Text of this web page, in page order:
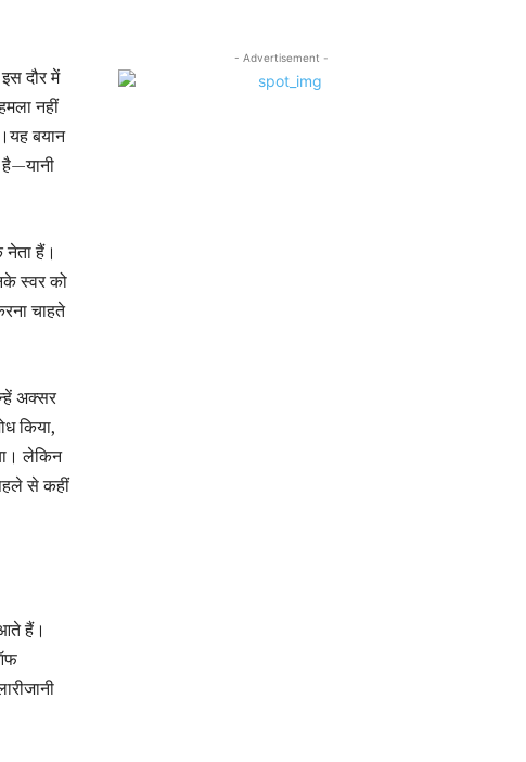
दौर में
नहीं
बयान
हैं।
स्वर को
चाहते
अक्सर
किया,
लेकिन
से कहीं
हैं।
- Advertisement -